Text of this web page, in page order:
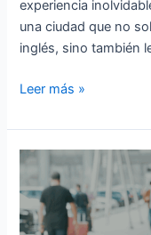
experiencia
una ciudad que no
inglés, sino también
Leer más »
Lo
Nadie
Te